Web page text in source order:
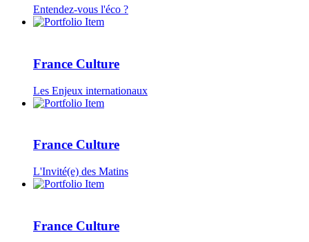
Entendez-vous l'éco ?
France Culture
Les Enjeux internationaux
France Culture
L'Invité(e) des Matins
France Culture